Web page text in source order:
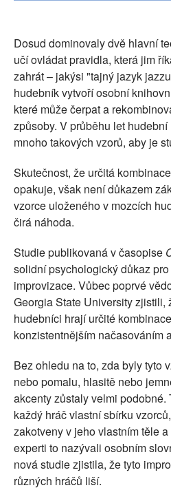
Dosud dominovaly dvě hlavní
učí ovládat pravidla, která jim
zahrát – jakýsi "tajný jazyk
hudebník vytvoří osobní
které může čerpat a
způsoby. V průběhu let
mnoho takových vzorů, aby je
Skutečnost, že určitá
opakuje, však není důkazem
vzorce uloženého v mozcích
čirá náhoda.
Studie publikovaná v časopise
solidní psychologický důkaz
improvizace. Vůbec poprvé
Georgia State University zjistili,
hudebníci hrají určité
konzistentnějším načasováním
Bez ohledu na to, zda byly tyto
nebo pomalu, hlasitě nebo
akcenty zůstaly velmi
každý hráč vlastní sbírku
zakotveny v jeho vlastním těle
experti to nazývali osobním
nová studie zjistila, že tyto
různých hráčů liší.